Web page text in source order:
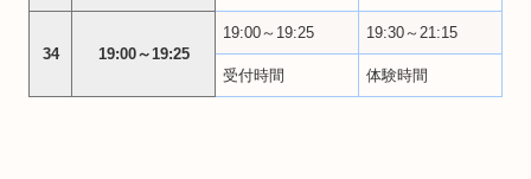
34 19:00～19:25
19:00～19:25 19:30～21:15
受付時間 体験時間